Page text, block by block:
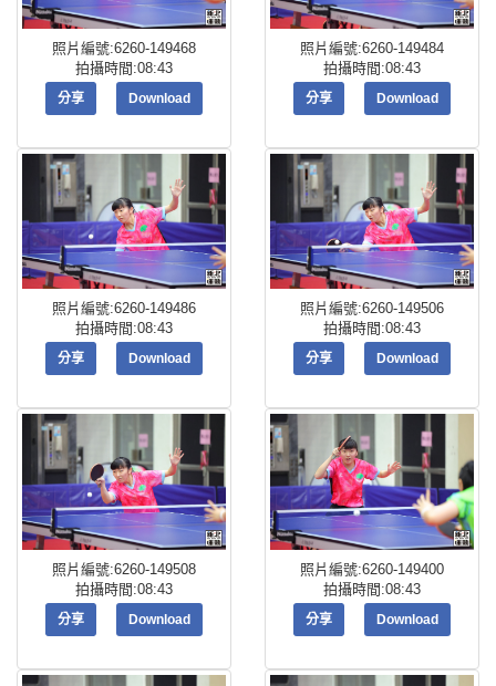
照片編號:6260-149468
拍攝時間:08:43
分享 Download
照片編號:6260-149484
拍攝時間:08:43
分享 Download
照片編號:6260-149486
拍攝時間:08:43
分享 Download
照片編號:6260-149506
拍攝時間:08:43
分享 Download
照片編號:6260-149508
拍攝時間:08:43
分享 Download
照片編號:6260-149400
拍攝時間:08:43
分享 Download